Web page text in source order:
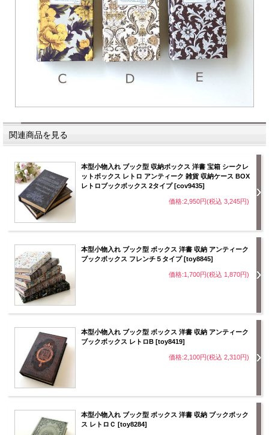
関連商品を見る
本型小物入れ ブック型 収納ボックス 洋書 宝箱 シークレ
ットボックス レトロ アンティーク 雑貨 収納ケース BOX
レトロブックボックス 2タイプ [cov9435]
価格:2,950円(税込 3,245円)
本型小物入れ ブック型 ボックス 洋書 収納 アンティーク
ブックボックス フレンチ５タイプ [toy8845]
価格:1,700円(税込 1,870円)
本型小物入れ ブック型 ボックス 洋書 収納 アンティーク
ブックボックス レトロB [toy8419]
価格:2,100円(税込 2,310円)
本型小物入れ ブック型 ボックス 洋書 収納 ブックボック
ス レトロＣ [toy8284]